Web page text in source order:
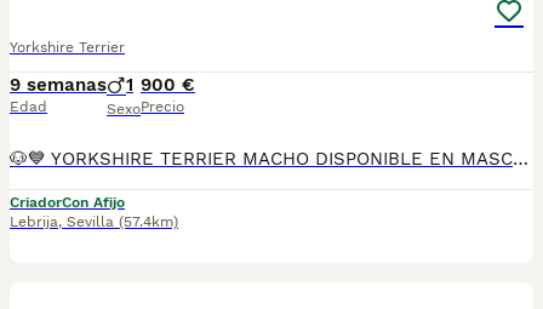
Yorkshire Terrier
9 semanas
Edad
1
Sexo
900 €
Precio
🐶💙 YORKSHIRE TERRIER MACHO DISPONIBLE EN MASCOTAS DEL SUR 💙🐶 En Mascotas del Sur tenemos disponible un precioso Yorkshire Terrier macho, criado con mucho cariño, atención personalizada y en un ambiente familiar, donde recibe todos los cuidados necesarios para crecer sano, feliz y bien socializado. Somos un criadero con Núcleo Zoológico autorizado, licencia de apertura y código de explotación, comprometidos con la cría responsable y el bienestar de cada uno de nuestros cachorros. 📍 Ubicados en Sevilla 📞 611 723 226 📸 Instagram: @mimascotasdelsur057 Descubre más fotos y vídeos reales de nuestros cachorros. Nuestro cachorro se entrega: ✅ Revisado por veterinario. ✅ Con microchip. ✅ Pasaporte y cartilla sanitaria. ✅ Vacunado y desparasitado. ✅ Contrato con garantías víricas y congénitas. 🚚 Realizamos envíos a toda España. (El coste del transporte no está incluido en el precio del cachorro). También ofrecemos: 🏡 Recogida en nuestras instalaciones. 📱 Videollamada para conocer al cachorro antes de realizar la reserva. 🔒 Posibilidad de reserva y pago contrareembolso. 💶 El precio publicado en el anuncio es el precio real. 🐾 Nuestro Yorkshire Terrier ha sido criado con dedicación, cariño y una excelente socialización para que llegue perfectamente adaptado a su nueva familia. Solo atendemos a personas realmente interesadas en ofrecer un hogar responsable, donde reciba todo el amor y los cuidados que merece durante toda su vida. #YorkshireTerrier #Yorkshire #YorkshireMacho #YorkshireEspaña #Yorkie #CachorroYorkshire #PerrosDeCompañia #MascotasDelSur057 #MascotasDelSur #CachorrosSevilla #CriaderoAutorizado #NucleoZoologico #CachorrosConAmor #PerrosFelices #CachorrosEspaña #AmorAnimal
CriadorCon Afijo
Lebrija, Sevilla (57.4km)